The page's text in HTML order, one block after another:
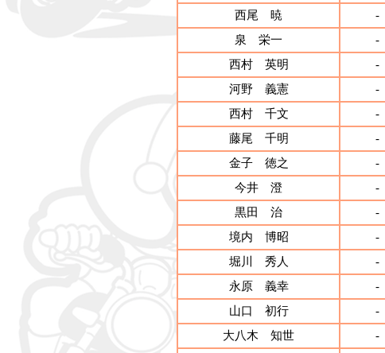
西尾 暁
-
泉 栄一
-
西村 英明
-
河野 義憲
-
西村 千文
-
藤尾 千明
-
金子 徳之
-
今井 澄
-
黒田 治
-
境内 博昭
-
堀川 秀人
-
永原 義幸
-
山口 初行
-
大八木 知世
-